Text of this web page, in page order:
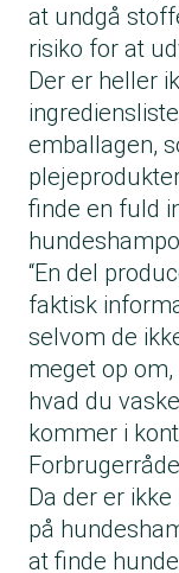
at undgå
risiko for at
Der er heller
emballagen,
finde en fuld
“En del
faktisk
selvom de
meget op
hvad du
kommer i
Da der er
på
at finde